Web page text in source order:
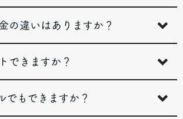
の違いはありますか？
できますか？
でもできますか？